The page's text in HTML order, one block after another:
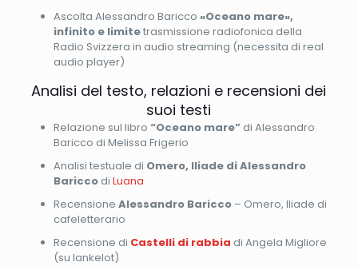
Ascolta Alessandro Baricco «Oceano mare»,
infinito e limitetrasmissione radiofonica della
Radio Svizzera in audio streaming (necessita di real
audio player)
Analisi del testo, relazioni e recensioni dei
suoi testi
Relazione sul libro “Oceano mare”di Alessandro
Baricco di Melissa Frigerio
Analisi testuale di Omero, Iliade di Alessandro
Bariccodi Luana
Recensione Alessandro Baricco– Omero, Iliade di
cafeletterario
Recensione di Castelli di rabbia di Angela Migliore
(su lankelot)